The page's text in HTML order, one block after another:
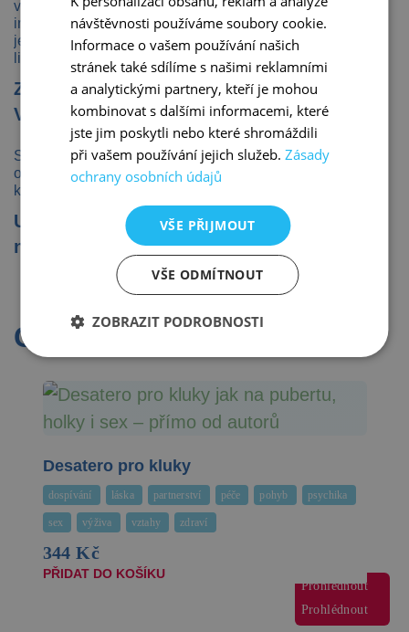
vhodný pro rýsování a práci se šablonami. Obsahuje
inkoust na vodní bázi. Vydrží dlouho bez uzávěru. Hrot
je zasazen v kovovém pouzdře pro dlouhou životnost
lineru. Šířka stopy je 0,4 mm.
Zvýrazňovač STABILO BOSS MINI Animal
Vibes 5 ks
Sada 5 mini zvýrazňovačů v zářivých barvách s
originálním zvířecím designem, díky kterému bude
každý úkol jedinečný.
Ušetříte 46 Kč a čas zbytečným klikáním
na jednotlivé produkty!
Co k produktuobjednat?
Desatero pro kluky
dospívání láska partnerství péče pohyb psychika
sex výživa vztahy zdraví
344 Kč
PŘIDAT DO KOŠÍKU
Prohlédnout
Prohlédnout
Prohlédnout
návštěvnosti používáme soubory cookie.
Informace o vašem používání našich
stránek také sdílíme s našimi reklamními
a analytickými partnery, kteří je mohou
kombinovat s dalšími informacemi, které
jste jim poskytli nebo které shromáždili
při vašem používání jejich služeb.Zásady
ochrany osobních údajů
VŠE PŘIJMOUT
VŠE ODMÍTNOUT
ZOBRAZIT PODROBNOSTI